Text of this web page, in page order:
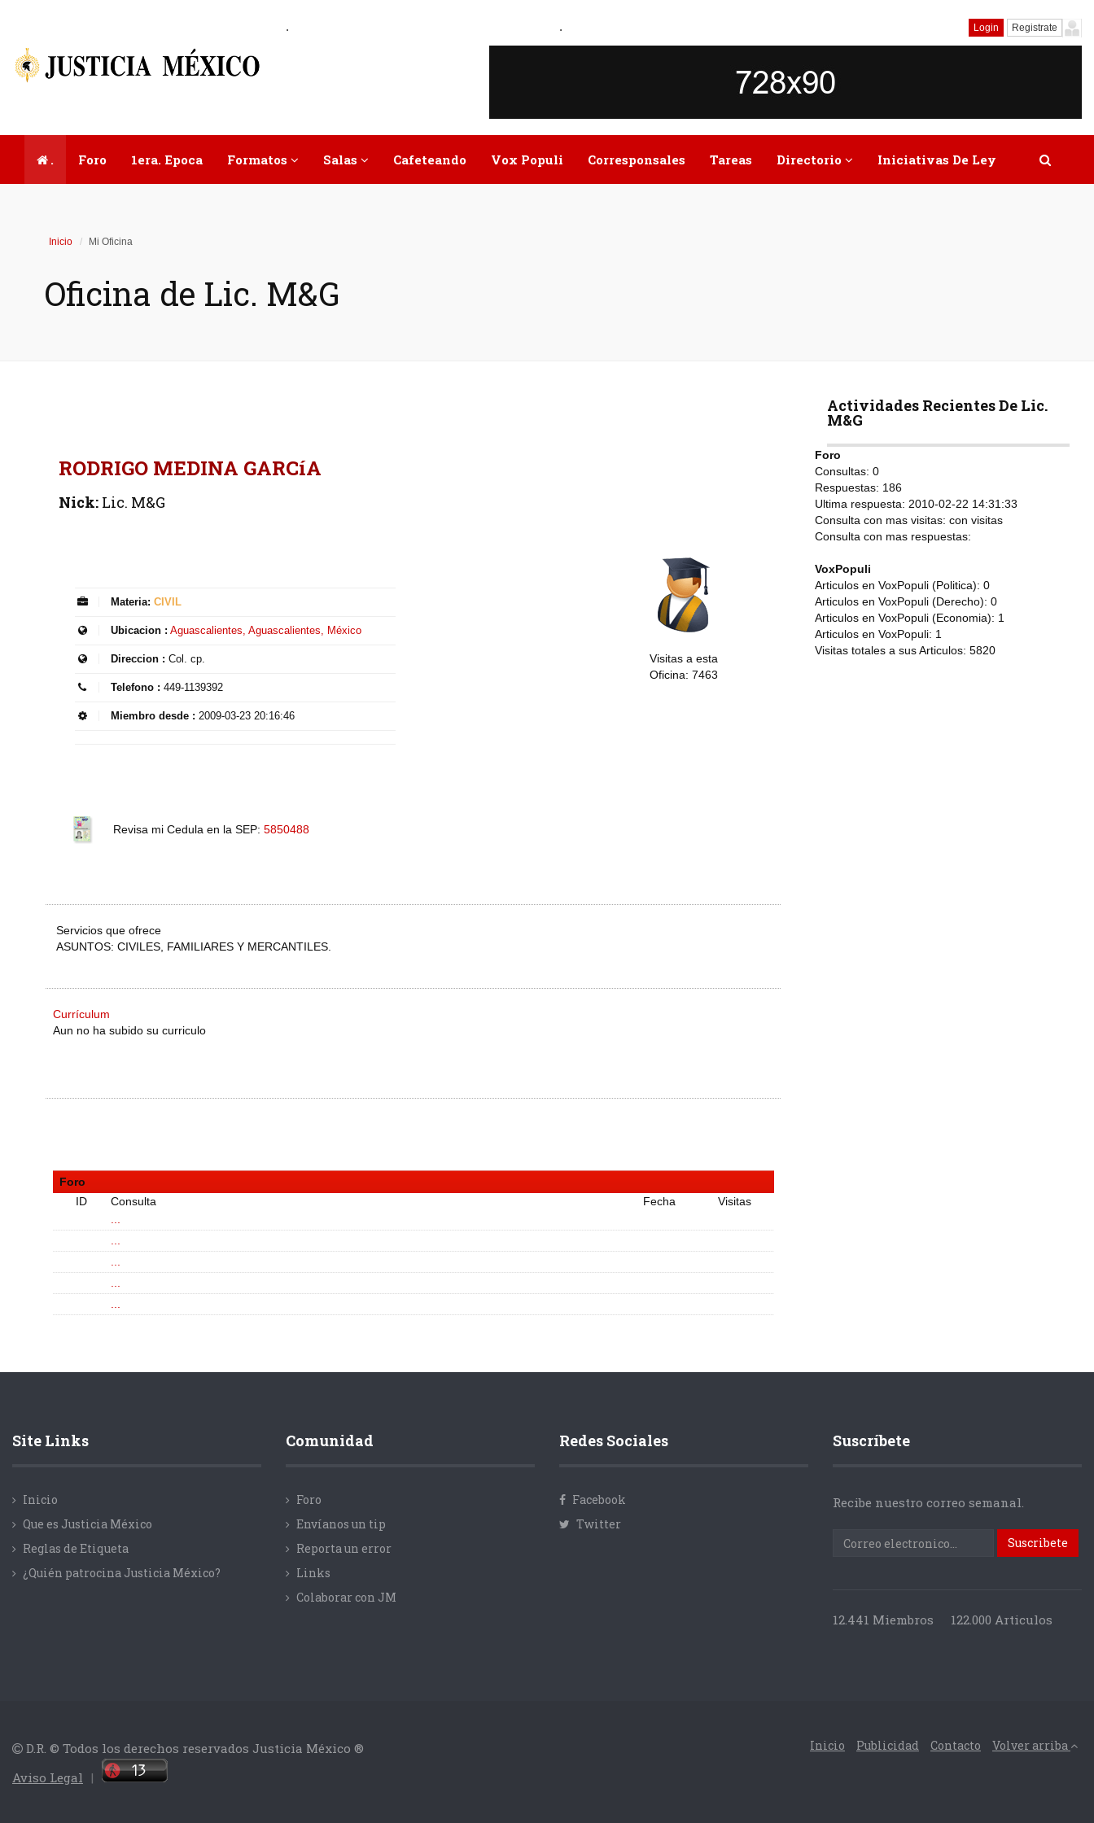
. . Login Registrate
. Foro 1era. Epoca Formatos Salas Cafeteando Vox Populi Corresponsales Tareas Directorio Iniciativas De Ley
Inicio Mi Oficina
Oficina de Lic. M&G
RODRIGO MEDINA GARCíA
Nick:Lic. M&G
Materia: CIVIL
Ubicacion : Aguascalientes, Aguascalientes, México
Direccion : Col. cp.
Telefono : 449-1139392
Miembro desde : 2009-03-23 20:16:46
Visitas a esta
Oficina: 7463
Revisa mi Cedula en la SEP: 5850488
Servicios que ofrece
ASUNTOS: CIVILES, FAMILIARES Y MERCANTILES.
Currículum
Aun no ha subido su curriculo
Foro
ID
Consulta Fecha
Visitas
Actividades Recientes De Lic.
M&G
Foro
Consultas: 0
Respuestas: 186
Ultima respuesta: 2010-02-22 14:31:33
Consulta con mas visitas: con visitas
Consulta con mas respuestas:
VoxPopuli
Articulos en VoxPopuli (Politica): 0
Articulos en VoxPopuli (Derecho): 0
Articulos en VoxPopuli (Economia): 1
Articulos en VoxPopuli: 1
Visitas totales a sus Articulos: 5820
Site Links
Inicio
Que es Justicia México
Reglas de Etiqueta
¿Quién patrocina Justicia México?
Comunidad
Foro
Envíanos un tip
Reporta un error
Links
Colaborar con JM
Redes Sociales
Facebook
Twitter
Suscríbete
Recibe nuestro correo semanal.
12.441 Miembros 122.000 Articulos
D.R. © Todos los derechos reservados Justicia México ®
Aviso Legal |
Inicio Publicidad Contacto Volver arriba